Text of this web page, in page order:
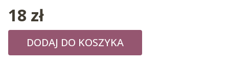
18 zł
DODAJ DO KOSZYKA